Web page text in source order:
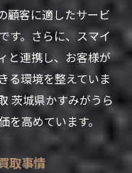
ッフの対応
ルカーズの利用
ガイド
ポイント
備
約方法
顧客に適したサービ
す。さらに、スマイ
と連携し、お客様が
る環境を整えていま
茨城県かすみがうら
高めています。
取事情